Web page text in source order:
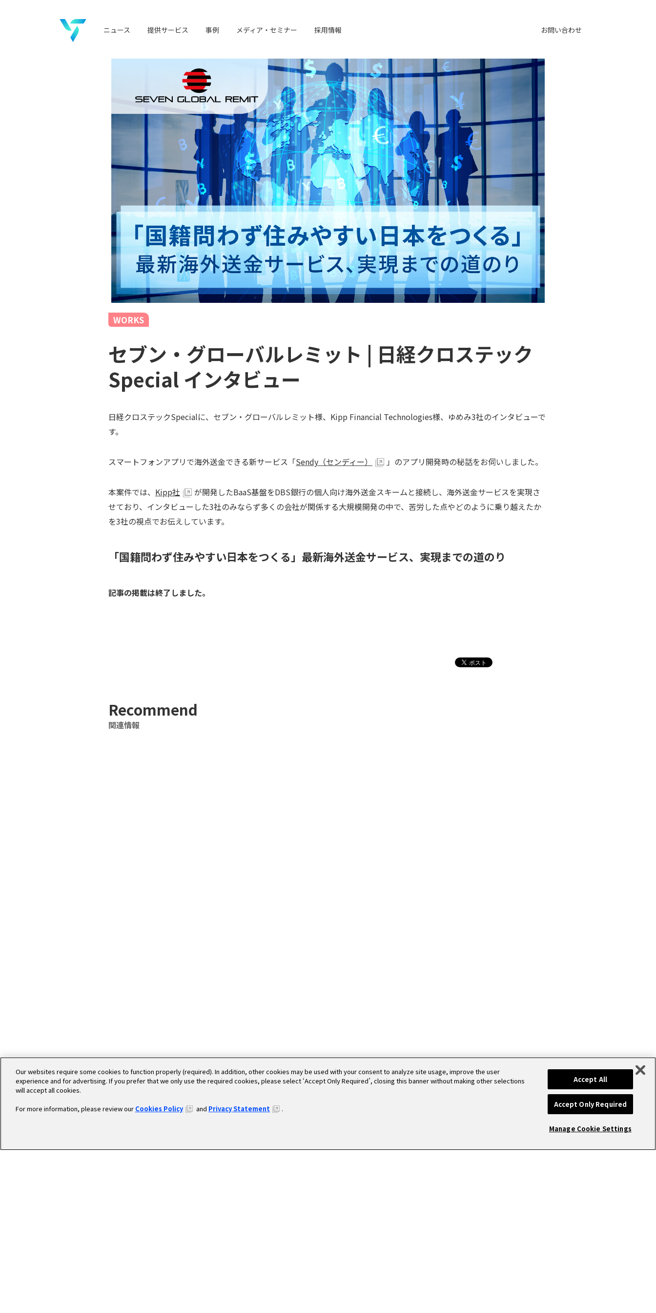
ニュース 提供サービス 事例 メディア・セミナー 採用情報 お問い合わせ
WORKS
セブン・グローバルレミット | 日経クロステック
Special インタビュー
日経クロステックSpecialに、セブン・グローバルレミット様、Kipp Financial Technologies様、ゆめみ3社のインタビューで
す。
スマートフォンアプリで海外送金できる新サービス「Sendy（センディー） 」のアプリ開発時の秘話をお伺いしました。
本案件では、 Kipp社
が開発したBaaS基盤をDBS銀行の個人向け海外送金スキームと接続し、海外送金サービスを実現さ
せており、インタビューした3社のみならず多くの会社が関係する大規模開発の中で、苦労した点やどのように乗り越えたか
を3社の視点でお伝えしています。
「国籍問わず住みやすい日本をつくる」最新海外送金サービス、実現までの道のり
記事の掲載は終了しました。
Recommend
関連情報
Our websites require some cookies to function properly (required). In addition, other cookies may be used with your consent to analyze site usage, improve the user
experience and for advertising. If you prefer that we only use the required cookies, please select ‘Accept Only Required’, closing this banner without making other selections
will accept all cookies.
For more information, please review our Cookies Policy and Privacy Statement .
Manage Cookie Settings
Accept Only Required
Accept All